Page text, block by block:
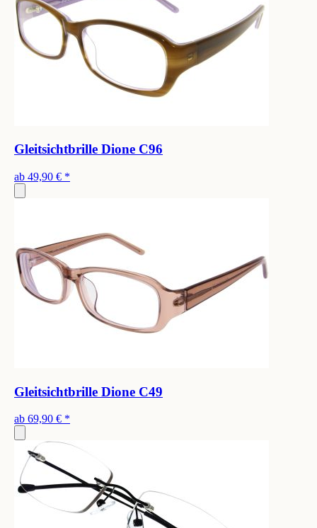
Gleitsichtbrille Dione C96
ab 49,90 € *
Gleitsichtbrille Dione C49
ab 69,90 € *